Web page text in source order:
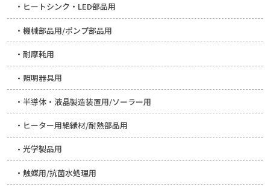
ヒートシンク・LED部品用
機械部品用/ポンプ部品用
耐摩耗用
照明器具用
半導体・液晶製造装置用/ソーラー用
ヒーター用絶縁材/耐熱部品用
光学製品用
触媒用/抗菌水処理用